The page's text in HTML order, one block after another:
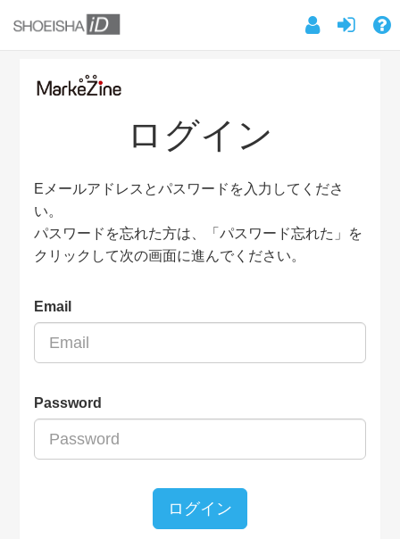
ログイン
Eメールアドレスとパスワードを入力してくださ
い。
パスワードを忘れた方は、「パスワード忘れた」を
クリックして次の画面に進んでください。
Email
Password
ログイン